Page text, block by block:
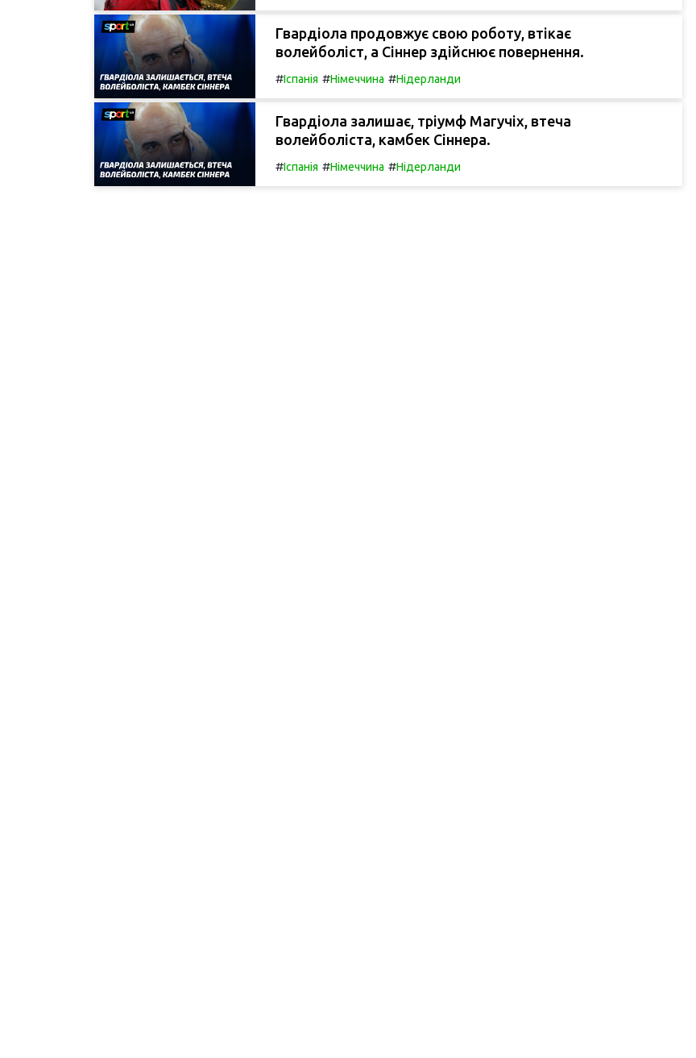
Гвардіола продовжує свою роботу, втікає
волейболіст, а Сіннер здійснює повернення.
#Іспанія #Німеччина #Нідерланди
Гвардіола залишає, тріумф Магучіх, втеча
волейболіста, камбек Сіннера.
#Іспанія #Німеччина #Нідерланди